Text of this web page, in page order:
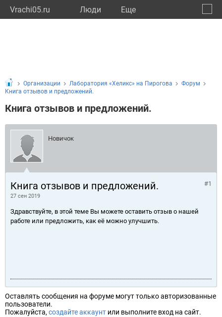
Vrachi05.ru Люди Eще
Организации Лаборатория «Хеликс» на Пирогова
Форум
Книга отзывов и предложений.
Книга отзывов и предложений.
Новичок
Книга отзывов и предложений.
27 сен 2019
#1
Здравствуйте, в этой теме Вы можете оставить отзыв о нашей
работе или предложить, как её можно улучшить.
Оставлять сообщения на форуме могут только авторизованные
пользователи.
Пожалуйста, создайте аккаунт или выполните вход на сайт.